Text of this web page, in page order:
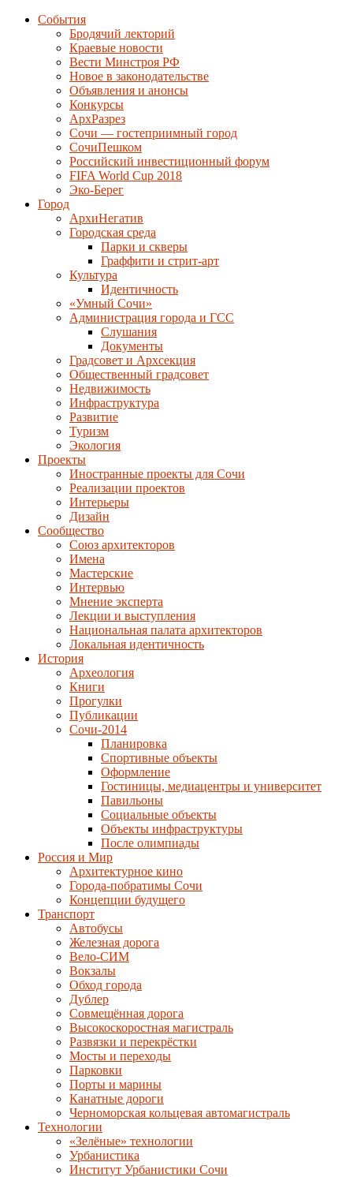
События
Бродячий лекторий
Краевые новости
Вести Минстроя РФ
Новое в законодательстве
Объявления и анонсы
Конкурсы
АрхРазрез
Сочи — гостеприимный город
СочиПешком
Российский инвестиционный форум
FIFA World Cup 2018
Эко-Берег
Город
АрхиНегатив
Городская среда
Парки и скверы
Граффити и стрит-арт
Культура
Идентичность
«Умный Сочи»
Администрация города и ГСС
Слушания
Документы
Градсовет и Архсекция
Общественный градсовет
Недвижимость
Инфраструктура
Развитие
Туризм
Экология
Проекты
Иностранные проекты для Сочи
Реализации проектов
Интерьеры
Дизайн
Сообщество
Союз архитекторов
Имена
Мастерские
Интервью
Мнение эксперта
Лекции и выступления
Национальная палата архитекторов
Локальная идентичность
История
Археология
Книги
Прогулки
Публикации
Сочи-2014
Планировка
Спортивные объекты
Оформление
Гостиницы, медиацентры и университет
Павильоны
Социальные объекты
Объекты инфраструктуры
После олимпиады
Россия и Мир
Архитектурное кино
Города-побратимы Сочи
Концепции будущего
Транспорт
Автобусы
Железная дорога
Вело-СИМ
Вокзалы
Обход города
Дублер
Совмещённая дорога
Высокоскоростная магистраль
Развязки и перекрёстки
Мосты и переходы
Парковки
Порты и марины
Канатные дороги
Черноморская кольцевая автомагистраль
Технологии
«Зелёные» технологии
Урбанистика
Институт Урбанистики Сочи